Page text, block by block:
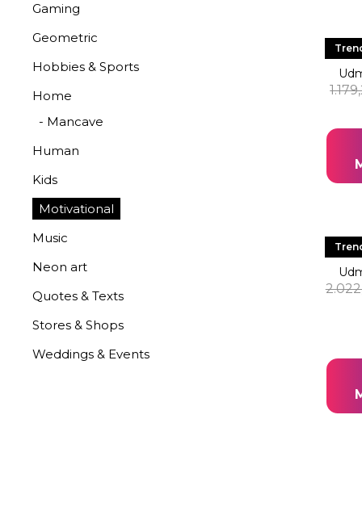
Gaming
Geometric
Hobbies & Sports
Home
- Mancave
Human
Kids
Motivational
Music
Neon art
Quotes & Texts
Stores & Shops
Weddings & Events
LED